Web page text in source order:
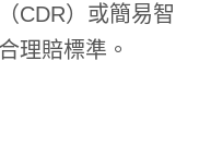
CDR）或簡易智
理賠標準。